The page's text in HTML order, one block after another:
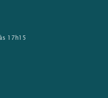
17h15